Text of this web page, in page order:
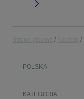
POLSKA
KATEGORIA